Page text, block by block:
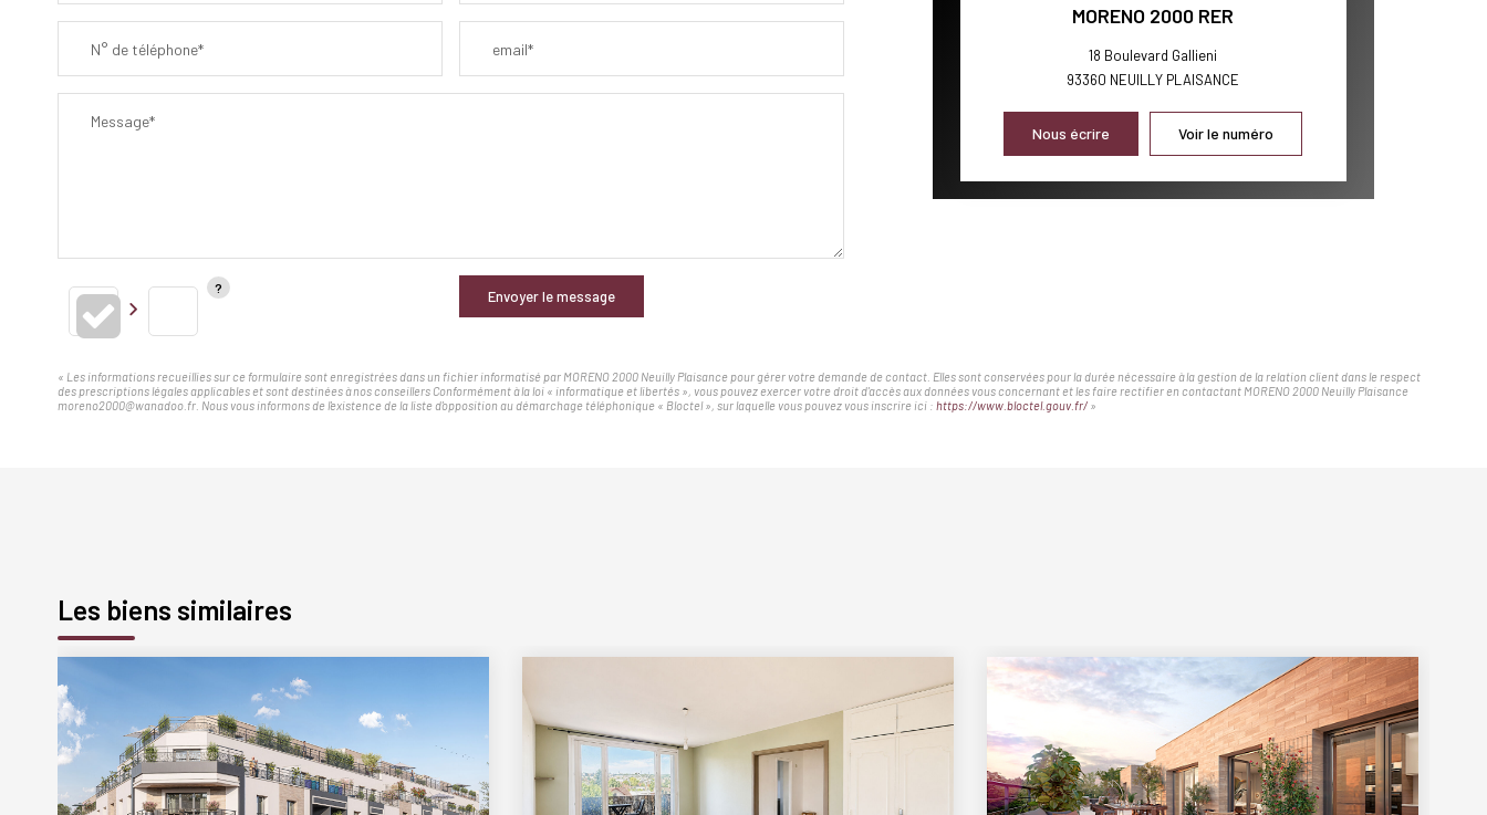
N° de téléphone* email*
Message*
Envoyer le message
MORENO 2000 RER
18 Boulevard Gallieni
93360 NEUILLY PLAISANCE
Nous écrire Voir le numéro
« Les informations recueillies sur ce formulaire sont enregistrées dans un fichier informatisé par MORENO 2000 Neuilly Plaisance pour gérer votre demande de contact. Elles sont conservées pour la durée nécessaire à la gestion de la relation client dans le respect
des prescriptions légales applicables et sont destinées à nos conseillers Conformément à la loi « informatique et libertés », vous pouvez exercer votre droit d'accès aux données vous concernant et les faire rectifier en contactant MORENO 2000 Neuilly Plaisance
moreno2000@wanadoo.fr. Nous vous informons de l'existence de la liste d'opposition au démarchage téléphonique « Bloctel », sur laquelle vous pouvez vous inscrire ici : https://www.bloctel.gouv.fr/ »
Les biens similaires